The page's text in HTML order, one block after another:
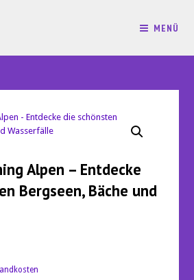
MENÜ
Alpen – Entdecke
Bergseen, Bäche und